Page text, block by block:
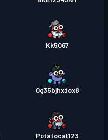
Kk5067
0g35bjhxdox8
Potatocat123